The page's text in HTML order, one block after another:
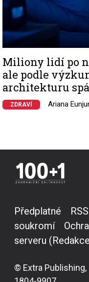
Miliony lidí po
ale podle
architekturu
ZDRAVÍ Ariana
Předplatné RSS
soukromí
serveru
© Extra Publishing,